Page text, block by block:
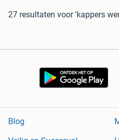
27 resultaten voor 'kappers
Blog